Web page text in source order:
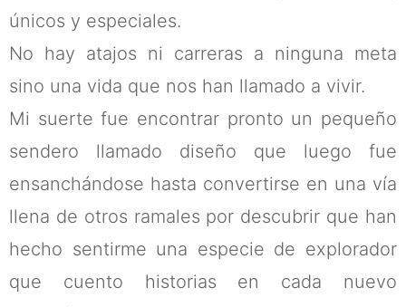
únicos y especiales.
No hay atajos ni carreras a ninguna meta
sino una vida que nos han llamado a vivir.
Mi suerte fue encontrar pronto un pequeño
sendero llamado diseño que luego fue
ensanchándose hasta convertirse en una vía
llena de otros ramales por descubrir que han
hecho sentirme una especie de explorador
que cuento historias en cada nuevo